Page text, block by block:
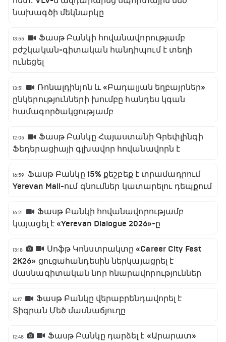
նախագծի մեկնարկը
13:55
Ֆասթ Բանկի հովանավորությամբ
բժշկական-գիտական հանդիպում է տեղի
ունեցել
13:51
Ռոնալդինյոն և «Բադալյան եղբայրներ»
ընկերությունների խումբը հանդես կգան
համագործակցությամբ
12:05
Ֆասթ Բանկը Հայաստանի Գրեփլինգի
Ֆեդերացիայի գլխավոր հովանավորն է
16:59
Ֆասթ Բանկը 15% քեշբեք է տրամադրում
Yerevan Mall-ում գնումներ կատարելու դեպքում
16:21
Ֆասթ Բանկի հովանավորությամբ
կայացել է «Yerevan Dialogue 2026»-ը
13:18
Սոֆթ Կոնստրակտը «Career City Fest
2K26» ցուցահանդեսին ներկայացրել է
մասնագիտական նոր հնարավորություններ
14:17
Ֆասթ Բանկը վերաբրենդավորել է
Տիգրան Մեծ մասնաճյուղը
12:48
Ֆասթ Բանկը դարձել է «Արարատ»